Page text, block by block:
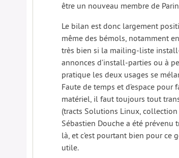
être un nouveau membre de
Le bilan est donc largement
même des bémols, notamment
très bien si la mailing-liste
annonces d’install-parties ou à
pratique les deux usages se
Faute de temps et d’espace
matériel, il faut toujours tout
(tracts Solutions Linux,
Sébastien Douche a été
là, et c’est pourtant bien pour ce
utile.